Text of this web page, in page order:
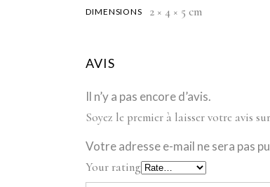
DIMENSIONS 2 × 4 × 5 cm
AVIS
Il n’y a pas encore d’avis.
Soyez le premier à laisser votre avis
Votre adresse e-mail ne sera pas
Your rating